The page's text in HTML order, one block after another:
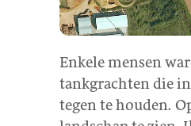
Enkele mensen
tankgrachten die
tegen te houden.